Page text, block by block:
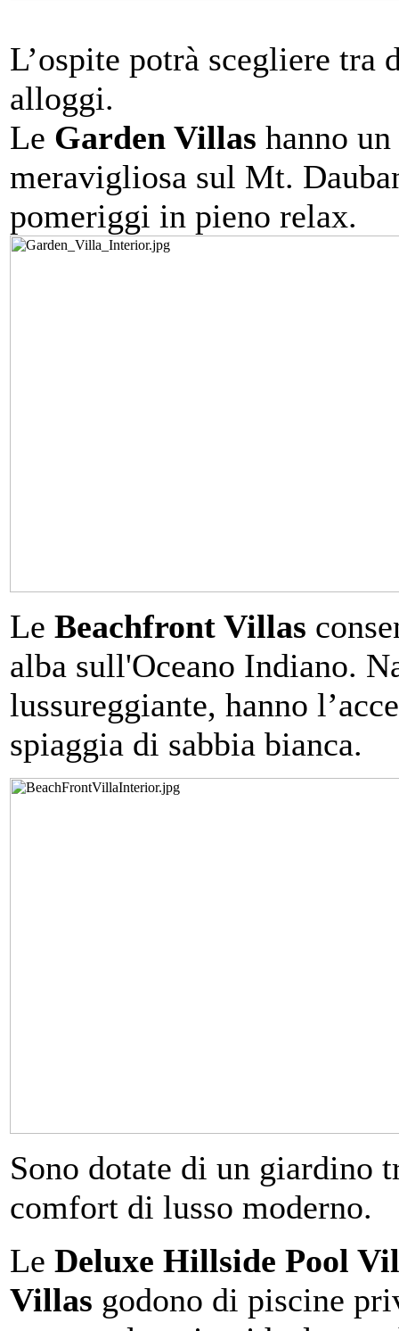
L’ospite potrà scegliere
alloggi.
Le Garden Villas hanno
meravigliosa sul Mt.
pomeriggi in pieno relax.
Le Beachfront Villas
alba sull'Oceano Indiano.
lussureggiante, hanno
spiaggia di sabbia bianca.
Sono dotate di un giardino
comfort di lusso moderno.
Le Deluxe Hillside Pool
Villas godono di piscine